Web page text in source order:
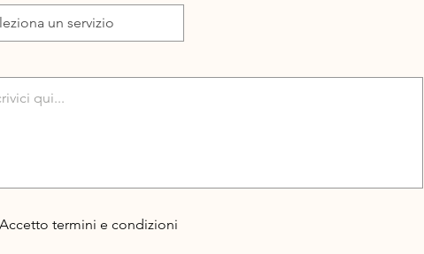
Accetto termini e condizioni